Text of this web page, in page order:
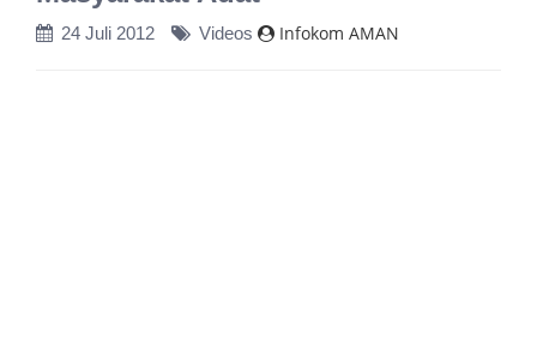
24 Juli 2012 Videos Infokom AMAN